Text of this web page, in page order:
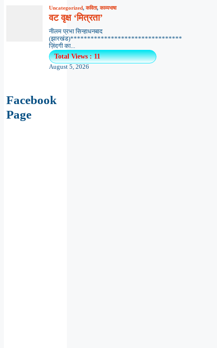
Uncategorized,कविता,काव्यभाषा
वट वृक्ष ‘मित्रता’
नीलम प्रभा सिन्हाधनबाद
(झारखंड)*********************************
ज़िंदगी का...
Total Views : 11
August 5, 2026
Facebook
Page